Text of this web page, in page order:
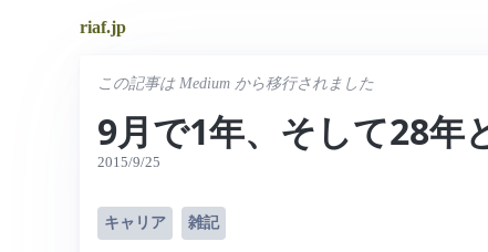
riaf.jp
この記事は Medium から移行されました
9月で1年、そして28年
2015/9/25
キャリア 雑記